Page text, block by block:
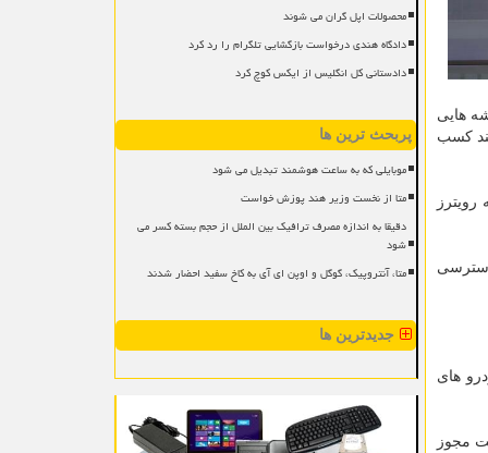
هایی
کسب
های
مجوز
محصولات اپل گران می شوند
دادگاه هندی درخواست بازگشایی تلگرام را رد کرد
دادستانی کل انگلیس از ایکس کوچ کرد
پربحث ترین ها
موبایلی که به ساعت هوشمند تبدیل می شود
متا از نخست وزیر هند پوزش خواست
دقیقا به اندازه مصرف ترافیک بین الملل از حجم بسته کسر می
شود
متا، آنتروپیک، گوگل و اوپن ای آی به کاخ سفید احضار شدند
جدیدترین ها